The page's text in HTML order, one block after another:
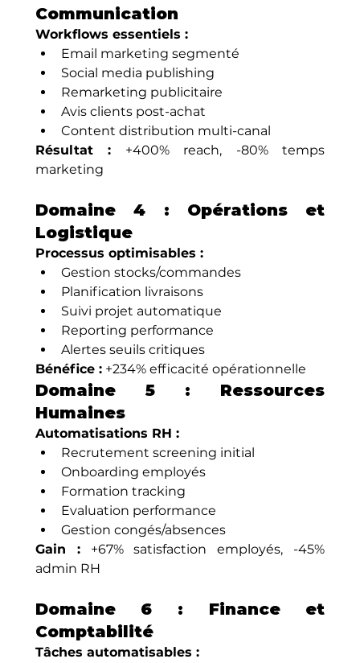
Communication
Workflows essentiels :
Email marketing segmenté
Social media publishing
Remarketing publicitaire
Avis clients post-achat
Content distribution multi-canal
Résultat : +400% reach, -80% temps
marketing
Domaine 4 : Opérations et
Logistique
Processus optimisables :
Gestion stocks/commandes
Planification livraisons
Suivi projet automatique
Reporting performance
Alertes seuils critiques
Bénéfice : +234% efficacité opérationnelle
Domaine 5 : Ressources
Humaines
Automatisations RH :
Recrutement screening initial
Onboarding employés
Formation tracking
Evaluation performance
Gestion congés/absences
Gain : +67% satisfaction employés, -45%
admin RH
Domaine 6 : Finance et
Comptabilité
Tâches automatisables :